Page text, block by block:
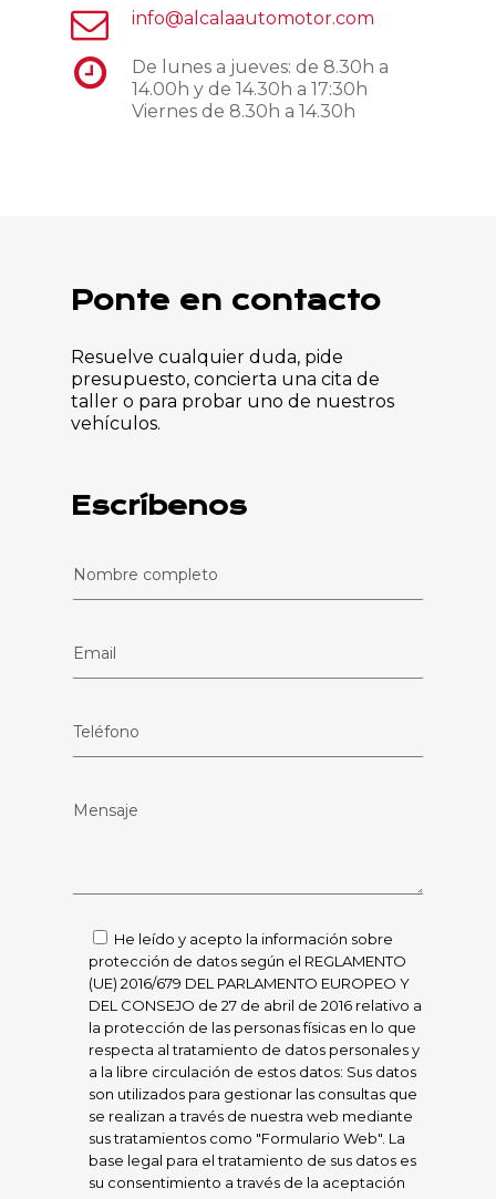
info@alcalaautomotor.com
De lunes a jueves: de 8.30h a
14.00h y de 14.30h a 17:30h
Viernes de 8.30h a 14.30h
Ponte en contacto
Resuelve cualquier duda, pide
presupuesto, concierta una cita de
taller o para probar uno de nuestros
vehículos.
Escríbenos
He leído y acepto la información sobre
protección de datos según el REGLAMENTO
(UE) 2016/679 DEL PARLAMENTO EUROPEO Y
DEL CONSEJO de 27 de abril de 2016 relativo a
la protección de las personas físicas en lo que
respecta al tratamiento de datos personales y
a la libre circulación de estos datos: Sus datos
son utilizados para gestionar las consultas que
se realizan a través de nuestra web mediante
sus tratamientos como "Formulario Web". La
base legal para el tratamiento de sus datos es
su consentimiento a través de la aceptación